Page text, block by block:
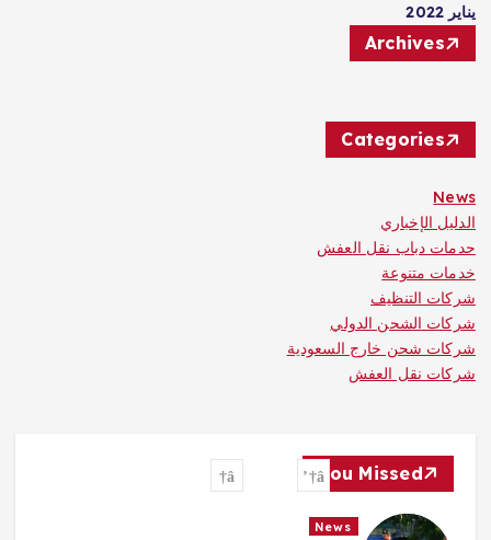
يناير 2022
Archives
Categories
News
الدليل الإخباري
حدمات دباب نقل العفش
خدمات متنوعة
شركات التنظيف
شركات الشحن الدولي
شركات شحن خارج السعودية
شركات نقل العفش
You Missed
News